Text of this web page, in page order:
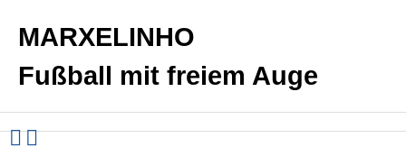
MARXELINHO
Fußball mit freiem Auge